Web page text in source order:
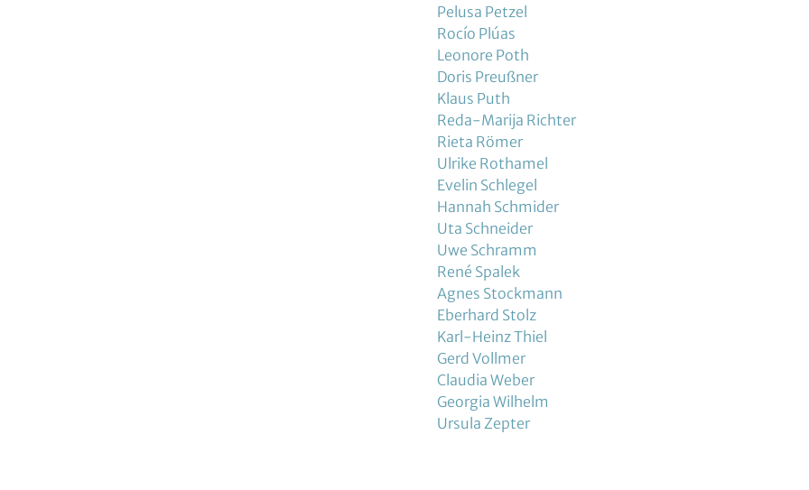
Pelusa Petzel
Rocío Plúas
Leonore Poth
Doris Preußner
Klaus Puth
Reda-Marija Richter
Rieta Römer
Ulrike Rothamel
Evelin Schlegel
Hannah Schmider
Uta Schneider
Uwe Schramm
René Spalek
Agnes Stockmann
Eberhard Stolz
Karl-Heinz Thiel
Gerd Vollmer
Claudia Weber
Georgia Wilhelm
Ursula Zepter